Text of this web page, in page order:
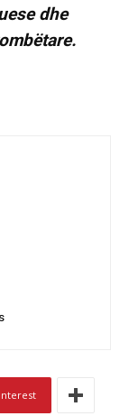
dhe